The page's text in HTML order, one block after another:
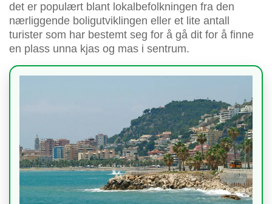
det er populært blant lokalbefolkningen fra den
nærliggende boligutviklingen eller et lite antall
turister som har bestemt seg for å gå dit for å finne
en plass unna kjas og mas i sentrum.